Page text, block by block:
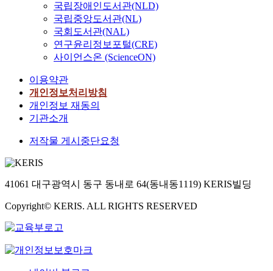
국립장애인도서관(NLD)
국립중앙도서관(NL)
국회도서관(NAL)
연구윤리정보포털(CRE)
사이언스온 (ScienceON)
이용약관
개인정보처리방침
개인정보 재동의
기관소개
저작물 게시중단요청
41061 대구광역시 동구 동내로 64(동내동1119) KERIS빌딩
Copyright© KERIS. ALL RIGHTS RESERVED